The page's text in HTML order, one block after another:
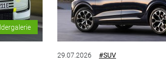
29.07.2026 #SUV